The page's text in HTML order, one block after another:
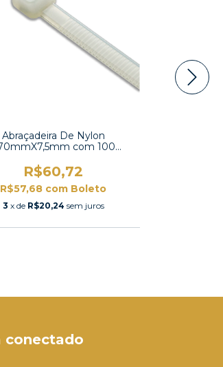
Abraçadeira De Nylon
com 100
R$60,72
R$57,68 com Boleto
3 x de R$20,24 sem juros
conectado